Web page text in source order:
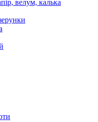
велум, калька